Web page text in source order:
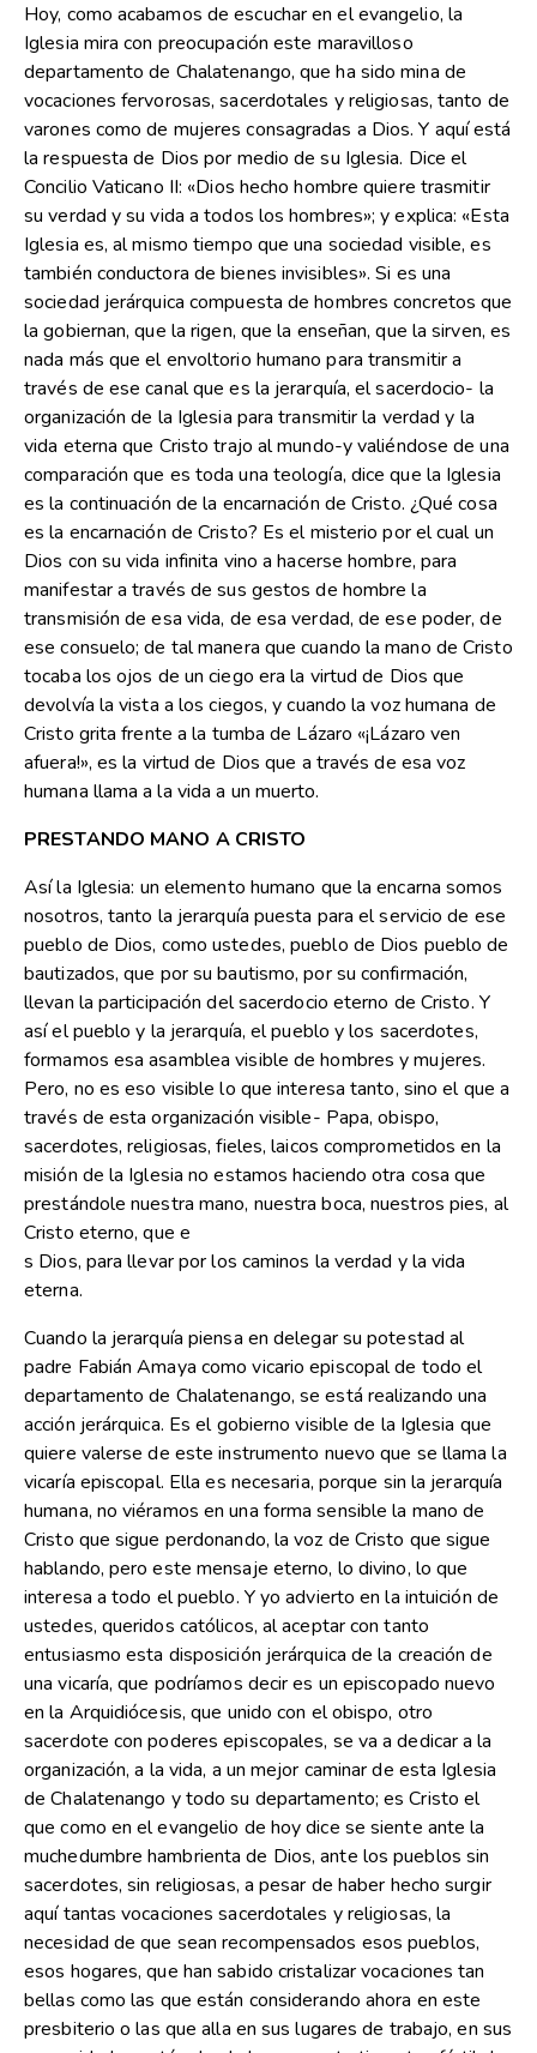
Hoy, como acabamos de escuchar en el evangelio, la
Iglesia mira con preocupación este maravilloso
departamento de Chalatenango, que ha sido mina de
vocaciones fervorosas, sacerdotales y religiosas, tanto de
varones como de mujeres consagradas a Dios. Y aquí está
la respuesta de Dios por medio de su Iglesia. Dice el
Concilio Vaticano II: «Dios hecho hombre quiere trasmitir
su verdad y su vida a todos los hombres»; y explica: «Esta
Iglesia es, al mismo tiempo que una sociedad visible, es
también conductora de bienes invisibles». Si es una
sociedad jerárquica compuesta de hombres concretos que
la gobiernan, que la rigen, que la enseñan, que la sirven, es
nada más que el envoltorio humano para transmitir a
través de ese canal que es la jerarquía, el sacerdocio- la
organización de la Iglesia para transmitir la verdad y la
vida eterna que Cristo trajo al mundo-y valiéndose de una
comparación que es toda una teología, dice que la Iglesia
es la continuación de la encarnación de Cristo. ¿Qué cosa
es la encarnación de Cristo? Es el misterio por el cual un
Dios con su vida infinita vino a hacerse hombre, para
manifestar a través de sus gestos de hombre la
transmisión de esa vida, de esa verdad, de ese poder, de
ese consuelo; de tal manera que cuando la mano de Cristo
tocaba los ojos de un ciego era la virtud de Dios que
devolvía la vista a los ciegos, y cuando la voz humana de
Cristo grita frente a la tumba de Lázaro «¡Lázaro ven
afuera!», es la virtud de Dios que a través de esa voz
humana llama a la vida a un muerto.
PRESTANDO MANO A CRISTO
Así la Iglesia: un elemento humano que la encarna somos
nosotros, tanto la jerarquía puesta para el servicio de ese
pueblo de Dios, como ustedes, pueblo de Dios pueblo de
bautizados, que por su bautismo, por su confirmación,
llevan la participación del sacerdocio eterno de Cristo. Y
así el pueblo y la jerarquía, el pueblo y los sacerdotes,
formamos esa asamblea visible de hombres y mujeres.
Pero, no es eso visible lo que interesa tanto, sino el que a
través de esta organización visible- Papa, obispo,
sacerdotes, religiosas, fieles, laicos comprometidos en la
misión de la Iglesia no estamos haciendo otra cosa que
prestándole nuestra mano, nuestra boca, nuestros pies, al
Cristo eterno, que e
s Dios, para llevar por los caminos la verdad y la vida
eterna.
Cuando la jerarquía piensa en delegar su potestad al
padre Fabián Amaya como vicario episcopal de todo el
departamento de Chalatenango, se está realizando una
acción jerárquica. Es el gobierno visible de la Iglesia que
quiere valerse de este instrumento nuevo que se llama la
vicaría episcopal. Ella es necesaria, porque sin la jerarquía
humana, no viéramos en una forma sensible la mano de
Cristo que sigue perdonando, la voz de Cristo que sigue
hablando, pero este mensaje eterno, lo divino, lo que
interesa a todo el pueblo. Y yo advierto en la intuición de
ustedes, queridos católicos, al aceptar con tanto
entusiasmo esta disposición jerárquica de la creación de
una vicaría, que podríamos decir es un episcopado nuevo
en la Arquidiócesis, que unido con el obispo, otro
sacerdote con poderes episcopales, se va a dedicar a la
organización, a la vida, a un mejor caminar de esta Iglesia
de Chalatenango y todo su departamento; es Cristo el
que como en el evangelio de hoy dice se siente ante la
muchedumbre hambrienta de Dios, ante los pueblos sin
sacerdotes, sin religiosas, a pesar de haber hecho surgir
aquí tantas vocaciones sacerdotales y religiosas, la
necesidad de que sean recompensados esos pueblos,
esos hogares, que han sabido cristalizar vocaciones tan
bellas como las que están considerando ahora en este
presbiterio o las que alla en sus lugares de trabajo, en sus